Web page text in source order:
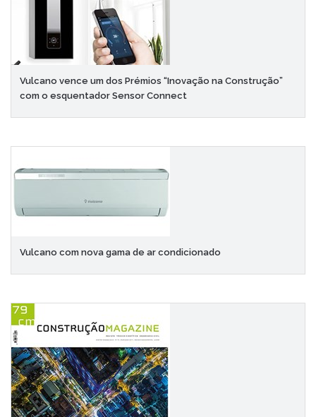
Vulcano vence um dos Prémios “Inovação na Construção”
com o esquentador Sensor Connect
Vulcano com nova gama de ar condicionado